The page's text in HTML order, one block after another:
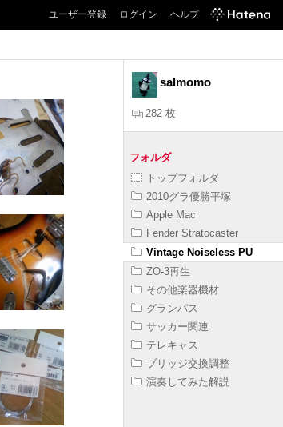
ユーザー登録 ログイン ヘルプ
salmomo
282 枚
フォルダ
トップフォルダ
2010グラ優勝平塚
Apple Mac
Fender Stratocaster
Vintage Noiseless PU
ZO-3再生
その他楽器機材
グランパス
サッカー関連
テレキャス
ブリッジ交換調整
演奏してみた解説